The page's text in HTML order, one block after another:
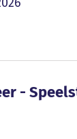
--